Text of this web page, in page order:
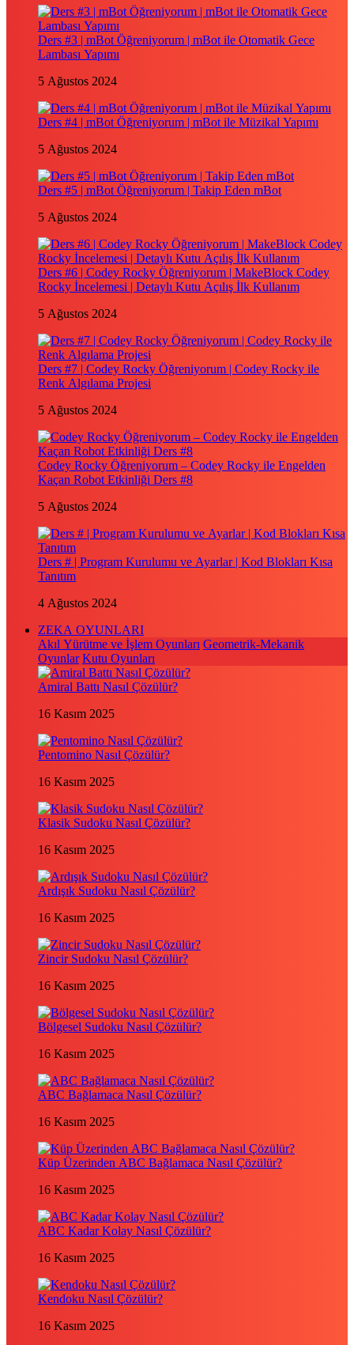
Ders #3 | mBot Öğreniyorum | mBot ile Otomatik Gece
Lambası Yapımı
5 Ağustos 2024
Ders #4 | mBot Öğreniyorum | mBot ile Müzikal Yapımı
5 Ağustos 2024
Ders #5 | mBot Öğreniyorum | Takip Eden mBot
5 Ağustos 2024
Ders #6 | Codey Rocky Öğreniyorum | MakeBlock Codey
Rocky İncelemesi | Detaylı Kutu Açılış İlk Kullanım
5 Ağustos 2024
Ders #7 | Codey Rocky Öğreniyorum | Codey Rocky ile
Renk Algılama Projesi
5 Ağustos 2024
Codey Rocky Öğreniyorum – Codey Rocky ile Engelden
Kaçan Robot Etkinliği Ders #8
5 Ağustos 2024
Ders # | Program Kurulumu ve Ayarlar | Kod Blokları Kısa
Tanıtım
4 Ağustos 2024
ZEKA OYUNLARI
Akıl Yürütme ve İşlem Oyunları Geometrik-Mekanik
Oyunlar Kutu Oyunları
Amiral Battı Nasıl Çözülür?
16 Kasım 2025
Pentomino Nasıl Çözülür?
16 Kasım 2025
Klasik Sudoku Nasıl Çözülür?
16 Kasım 2025
Ardışık Sudoku Nasıl Çözülür?
16 Kasım 2025
Zincir Sudoku Nasıl Çözülür?
16 Kasım 2025
Bölgesel Sudoku Nasıl Çözülür?
16 Kasım 2025
ABC Bağlamaca Nasıl Çözülür?
16 Kasım 2025
Küp Üzerinden ABC Bağlamaca Nasıl Çözülür?
16 Kasım 2025
ABC Kadar Kolay Nasıl Çözülür?
16 Kasım 2025
Kendoku Nasıl Çözülür?
16 Kasım 2025